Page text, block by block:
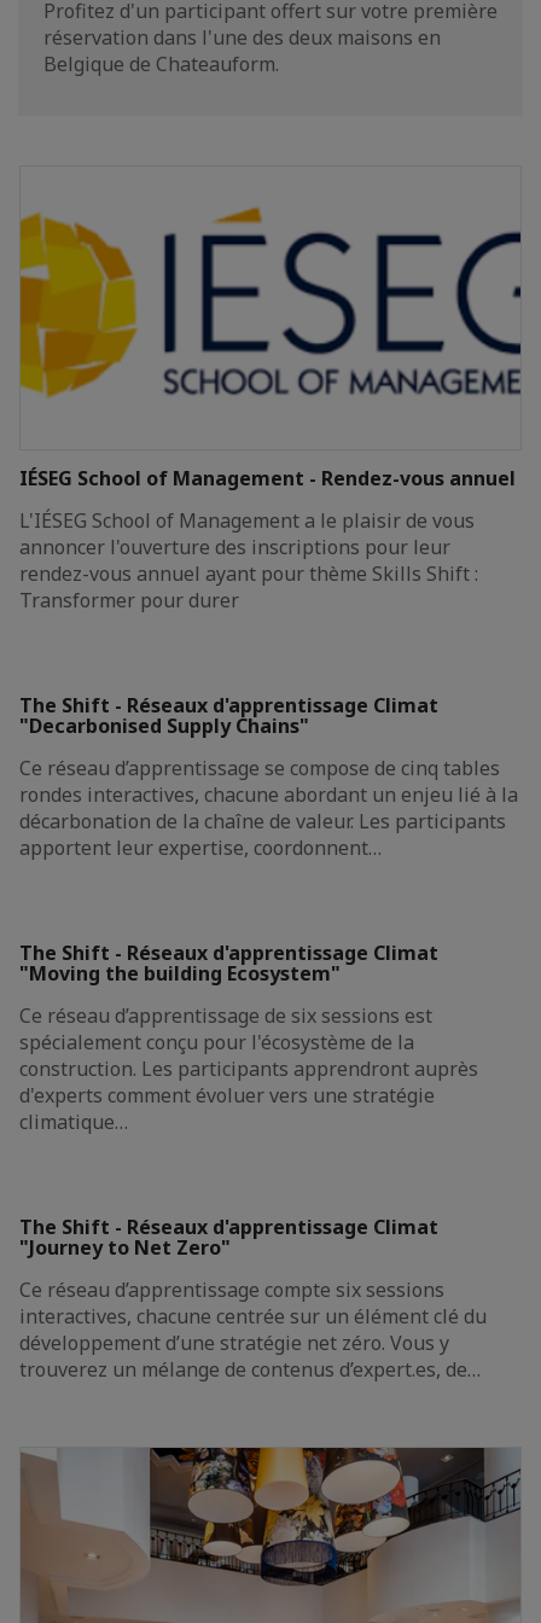
Profitez d'un participant offert sur votre première
réservation dans l'une des deux maisons en
Belgique de Chateauform.
IÉSEG School of Management - Rendez-vous annuel
L'IÉSEG School of Management a le plaisir de vous
annoncer l'ouverture des inscriptions pour leur
rendez-vous annuel ayant pour thème Skills Shift :
Transformer pour durer
The Shift - Réseaux d'apprentissage Climat
"Decarbonised Supply Chains"
Ce réseau d’apprentissage se compose de cinq tables
rondes interactives, chacune abordant un enjeu lié à la
décarbonation de la chaîne de valeur. Les participants
apportent leur expertise, coordonnent…
The Shift - Réseaux d'apprentissage Climat
"Moving the building Ecosystem"
Ce réseau d’apprentissage de six sessions est
spécialement conçu pour l'écosystème de la
construction. Les participants apprendront auprès
d'experts comment évoluer vers une stratégie
climatique…
The Shift - Réseaux d'apprentissage Climat
"Journey to Net Zero"
Ce réseau d’apprentissage compte six sessions
interactives, chacune centrée sur un élément clé du
développement d’une stratégie net zéro. Vous y
trouverez un mélange de contenus d’expert.es, de…